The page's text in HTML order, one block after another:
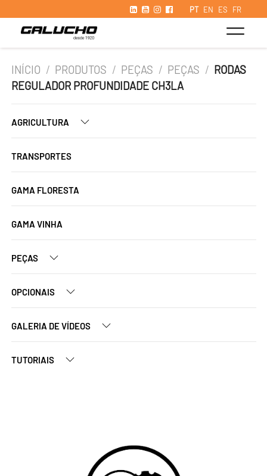
PT EN ES FR
INÍCIO / PRODUTOS / PEÇAS / PEÇAS / RODAS
REGULADOR PROFUNDIDADE CH3LA
AGRICULTURA
TRANSPORTES
GAMA FLORESTA
GAMA VINHA
PEÇAS
OPCIONAIS
GALERIA DE VÍDEOS
TUTORIAIS